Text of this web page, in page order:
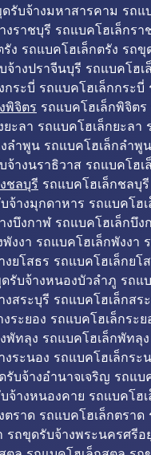
รับจ้างมหาสารคาม รถ
งราชบุรี รถแบคโฮเล็กร
ง รถแบคโฮเล็กตรัง รถ
จ้างปราจีนบุรี รถแบคโฮ
ระบี่ รถแบคโฮเล็กกระ
พิจิตร รถแบคโฮเล็กพิจิต
ะลา รถแบคโฮเล็กยะล
ลำพูน รถแบคโฮเล็กลำ
จ้างนราธิวาส รถแบคโฮ
ชลบุรี รถแบคโฮเล็กชลบุ
จ้างมุกดาหาร รถแบคโ
งบึงกาฬ รถแบคโฮเล็กบึ
งงา รถแบคโฮเล็กพังงา
ยโสธร รถแบคโฮเล็กย
รับจ้างหนองบัวลำภู รถ
สระบุรี รถแบคโฮเล็กส
ระยอง รถแบคโฮเล็กระ
พัทลุง รถแบคโฮเล็กพัท
ระนอง รถแบคโฮเล็กร
บจ้างอำนาจเจริญ รถแ
จ้างหนองคาย รถแบคโ
ราด รถแบคโฮเล็กตรา
รถขุดรับจ้างพระนครศรี